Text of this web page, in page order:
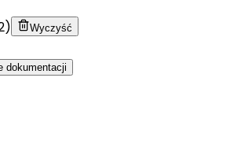
) Wyczyść
dokumentacji